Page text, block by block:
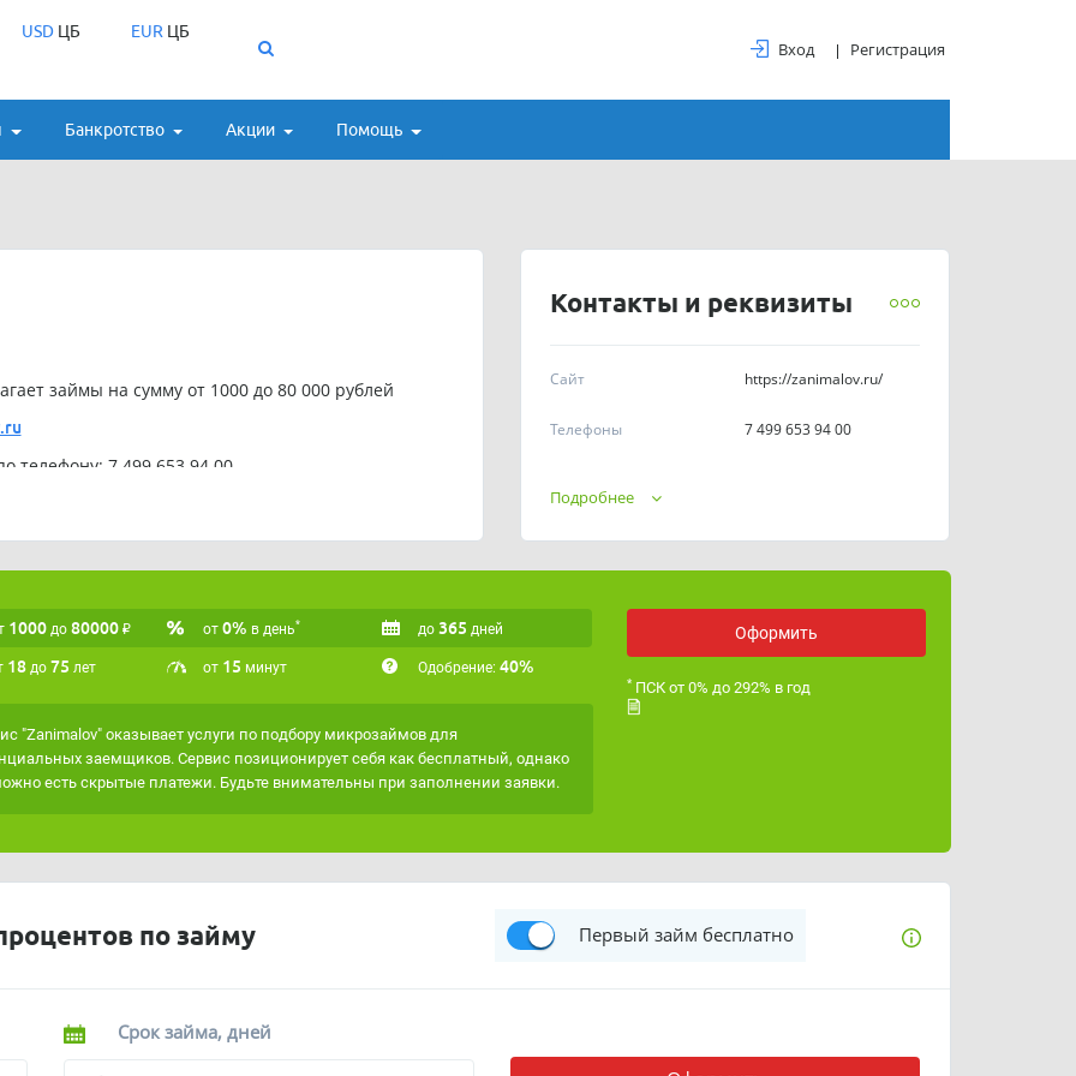
USDЦБ EUR ЦБ
Вход Регистрация
Банкротство Акции Помощь
Контакты и реквизиты
Сайт https://zanimalov.ru/
Телефоны 7 499 653 94 00
Подробнее
займы на сумму от 1000 до 80 000 рублей
телефону: 7 499 653 94 00.
Однако обращаем ваше внимание, что
"Умная витрина"
1000 до 80000 ₽ от 0% в день* до 365 дней
18 до 75 лет от 15 минут Одобрение: 40%
"Zanimalov" оказывает услуги по подбору микрозаймов для
заемщиков. Сервис позиционирует себя как бесплатный, однако
есть скрытые платежи. Будьте внимательны при заполнении заявки.
Оформить
* ПСК от 0% до 292% в год
по займу Первый займ бесплатно
Срок займа, дней